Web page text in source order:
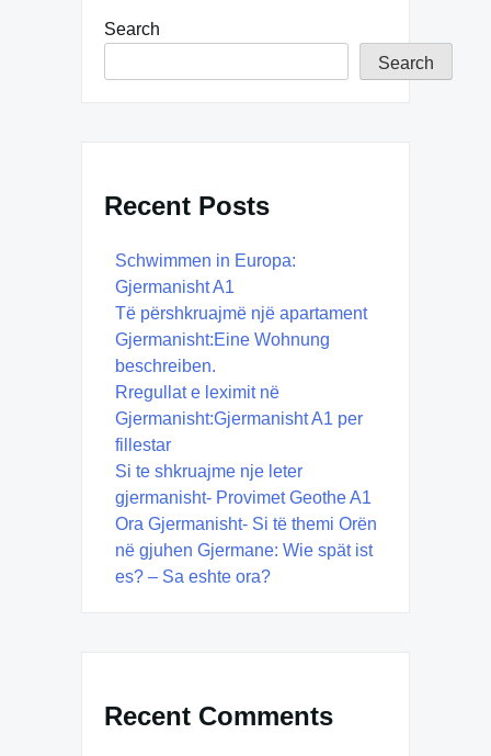
Search
Search
Recent Posts
Schwimmen in Europa:
Gjermanisht A1
Të përshkruajmë një apartament
Gjermanisht:Eine Wohnung
beschreiben.
Rregullat e leximit në
Gjermanisht:Gjermanisht A1 per
fillestar
Si te shkruajme nje leter
gjermanisht- Provimet Geothe A1
Ora Gjermanisht- Si të themi Orën
në gjuhen Gjermane: Wie spät ist
es? – Sa eshte ora?
Recent Comments